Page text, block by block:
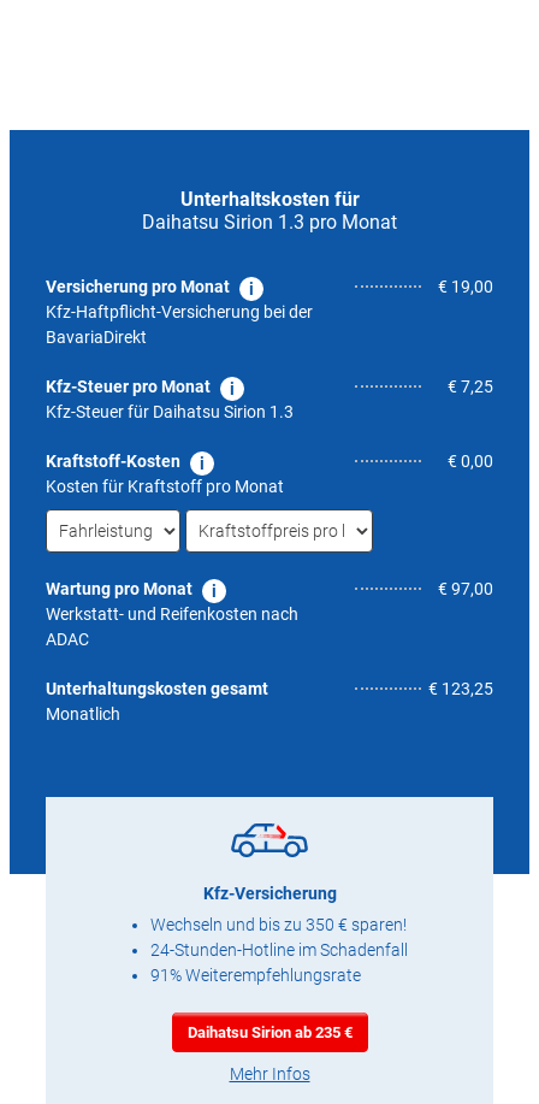
Unterhaltskosten für
Daihatsu Sirion 1.3 pro Monat
Versicherung pro Monat
Kfz-Haftpflicht-Versicherung bei der
BavariaDirekt
€ 19,00
Kfz-Steuer pro Monat
Kfz-Steuer für Daihatsu Sirion 1.3
€ 7,25
Kraftstoff-Kosten
Kosten für Kraftstoff pro Monat
€ 0,00
Wartung pro Monat
Werkstatt- und Reifenkosten nach
ADAC
€ 97,00
Unterhaltungskosten gesamt
Monatlich
€ 123,256,8
Kfz-Versicherung
Wechseln und bis zu 350 € sparen!
24-Stunden-Hotline im Schadenfall
91% Weiterempfehlungsrate
Daihatsu Sirion ab 235 €
Mehr Infos